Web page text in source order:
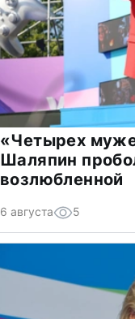
«Четырех
Шаляпин
возлюбленной
6 августа 5